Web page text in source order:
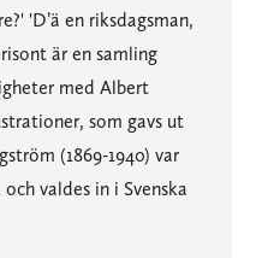
'D’ä en riksdagsman,
är en samling
med Albert
som gavs ut
(1869-1940) var
valdes in i Svenska